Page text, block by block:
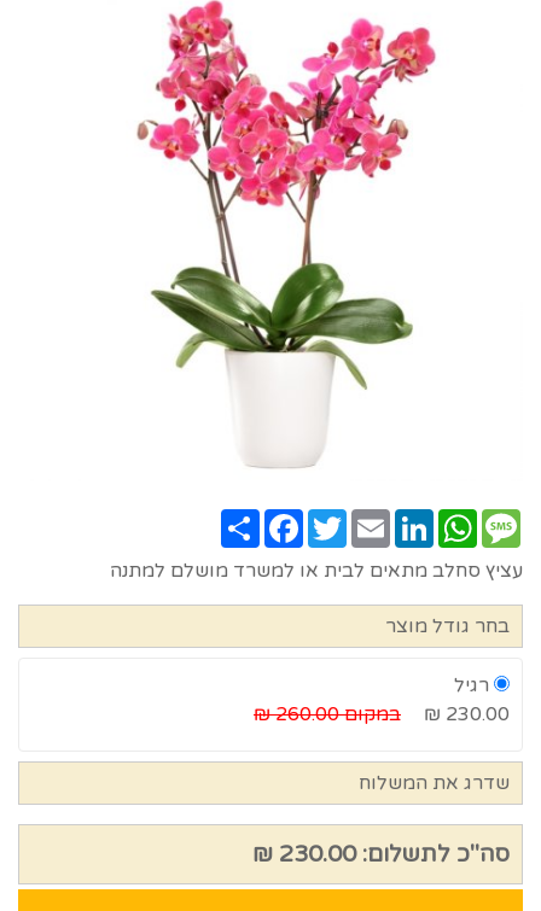
Share
FacebookTwitterEmail
LinkedIn
WhatsAppMessage
עציץ סחלב מתאים לבית או למשרד מושלם למתנה
בחר גודל מוצר
רגיל
230.00 ₪
במקום 260.00 ₪
שדרג את המשלוח
סה"כ לתשלום:230.00 ₪